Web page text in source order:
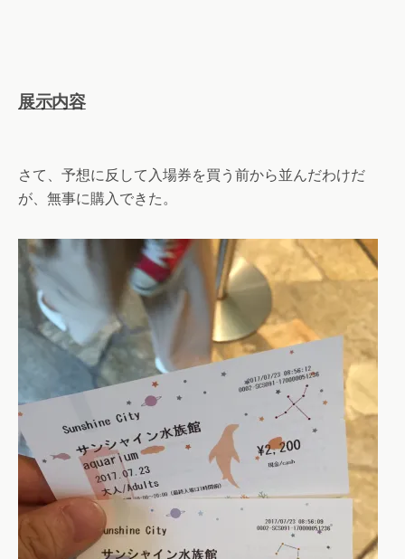
展示内容
さて、予想に反して入場券を買う前から並んだわけだ
が、無事に購入できた。